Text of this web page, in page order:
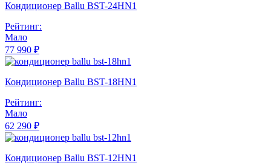
Кондиционер Ballu BST-24HN1
Рейтинг:
Мало
77 990 ₽
Кондиционер Ballu BST-18HN1
Рейтинг:
Мало
62 290 ₽
Кондиционер Ballu BST-12HN1